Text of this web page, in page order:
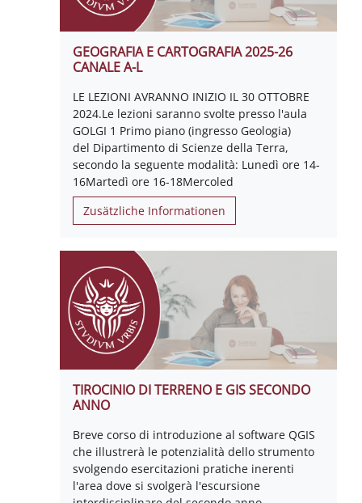
GEOGRAFIA E CARTOGRAFIA 2025-26
CANALE A-L
LE LEZIONI AVRANNO INIZIO IL 30 OTTOBRE
2024.Le lezioni saranno svolte presso l'aula
GOLGI 1 Primo piano (ingresso Geologia)
del Dipartimento di Scienze della Terra,
secondo la seguente modalità: Lunedì ore 14-
16Martedì ore 16-18Mercoled
Zusätzliche Informationen
TIROCINIO DI TERRENO E GIS SECONDO
ANNO
Breve corso di introduzione al software QGIS
che illustrerà le potenzialità dello strumento
svolgendo esercitazioni pratiche inerenti
l'area dove si svolgerà l'escursione